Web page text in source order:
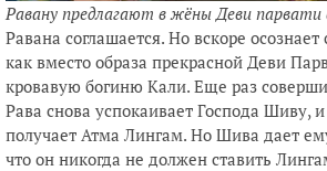
Равану предлагают в жёны Деви
Равана соглашается. Но вскоре
как вместо образа прекрасной Деви
кровавую богиню Кали. Еще раз
Рава снова успокаивает Господа Шиву,
получает Атма Лингам. Но Шива дает
что он никогда не должен ставить